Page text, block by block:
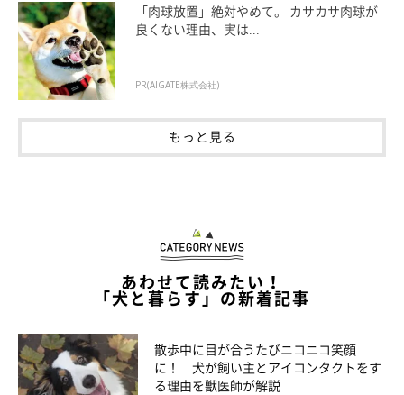
犬の肺炎の症状と見分け方
「肉球放置」絶対やめて。 カサカサ肉球が
良くない理由、実は...
PR(AIGATE株式会社)
もっと見る
あわせて読みたい！
「犬と暮らす」の新着記事
散歩中に目が合うたびニコニコ笑顔
に！ 犬が飼い主とアイコンタクトをす
る理由を獣医師が解説